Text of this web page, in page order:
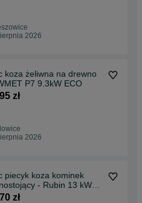
2026
koza żeliwna na drewno
P7 9.3kW ECO
zł
2026
piecyk koza kominek
- Rubin 13 kW
zł